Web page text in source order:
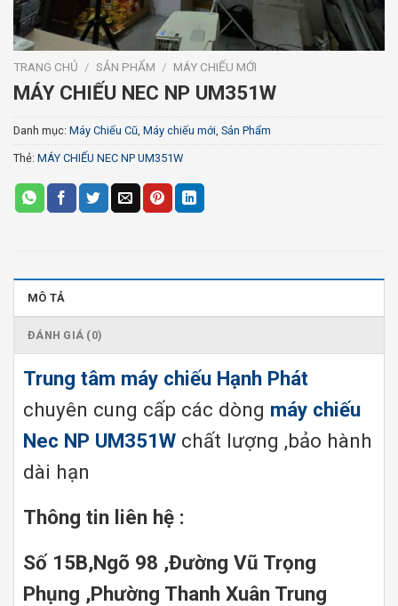
TRANG CHỦ / SẢN PHẨM / MÁY CHIẾU MỚI
MÁY CHIẾU NEC NP UM351W
Danh mục: Máy Chiếu Cũ Máy chiếu mới Sản Phẩm
Thẻ: MÁY CHIẾU NEC NP UM351W
MÔ TẢ
ĐÁNH GIÁ (0)
Trung tâm máy chiếu Hạnh Phát
chuyên cung cấp các dòng máy chiếu
Nec NP UM351W chất lượng ,bảo hành
dài hạn
Thông tin liên hệ :
Số 15B,Ngõ 98 ,Đường Vũ Trọng
Phụng ,Phường Thanh Xuân Trung